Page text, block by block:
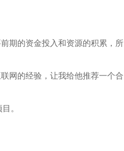
期的资金投入和资源的积累，所
网的经验，让我给他推荐一个合
。